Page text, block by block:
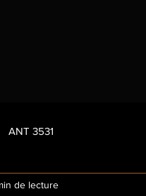
ANT 3531
de lecture